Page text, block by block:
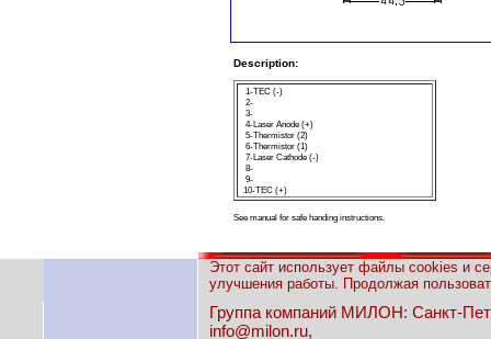
Description:
1-TEC (-)
2-
3-
4-Laser Anode (+)
5-Thermistor (2)
6-Thermistor (1)
7-Laser Cathode (-)
8-
9-
10-TEC (+)
See manual for safe handing instructions.
Этот сайт использует файлы cookies и
улучшения работы. Продолжая
Группа компаний МИЛОН: Санкт-
info@milon.ru,